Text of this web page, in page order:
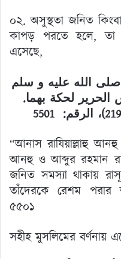
০২. অসুস্থতা জনিত
কাপড় পরতে হলে, তা
এসেছে,
الله عليه و سلم
لحكة بهما.
“আনাস রাযিয়াল্লাহু আনহু
আনহু ও আব্দুর রহমান
জনিত সমস্যা থাকায়
তাঁদেরকে রেশম পরার
৫৫০১
সহীহ মুসলিমের বর্ণনায়